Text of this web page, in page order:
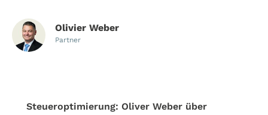
Olivier Weber
Partner
Steueroptimierung: Oliver Weber über